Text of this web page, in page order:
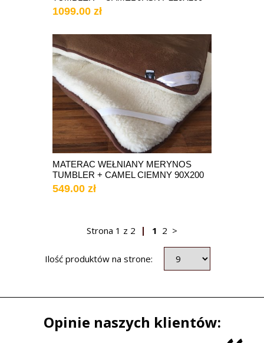
1099.00 zł
MATERAC WEŁNIANY MERYNOS
TUMBLER + CAMEL CIEMNY 90X200
549.00 zł
Strona 1 z 2 1 2 >
Ilość produktów na strone:
Opinie naszych klientów: